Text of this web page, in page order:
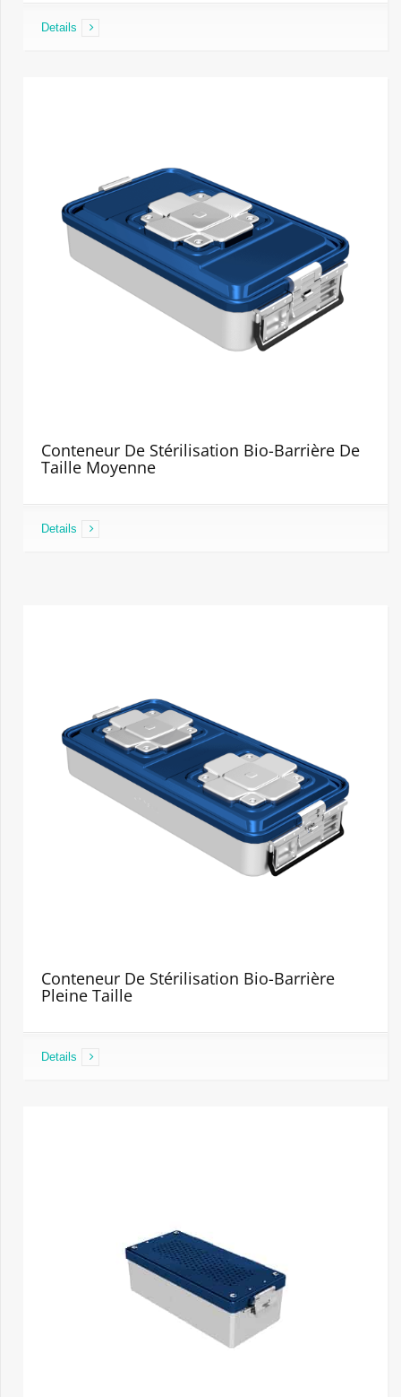
Details
Conteneur De Stérilisation Bio-Barrière De
Taille Moyenne
Details
Conteneur De Stérilisation Bio-Barrière
Pleine Taille
Details